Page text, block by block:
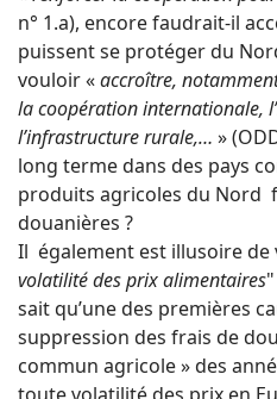
n° 1.a), encore faudrait-il
puissent se protéger du
vouloir «accroître,
la coopération internationale,
l’infrastructure rurale,… »
long terme dans des pays
produits agricoles du Nord
douanières ?
Il également est illusoire de
volatilité des prix alimentaires
sait qu’une des premières
suppression des frais de
commun agricole » des